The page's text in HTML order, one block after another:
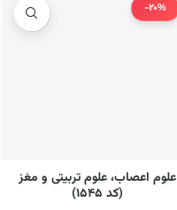
-20%
علوم اعصاب، علوم تربیتی و مغز
(کد ۱۵۴۵)